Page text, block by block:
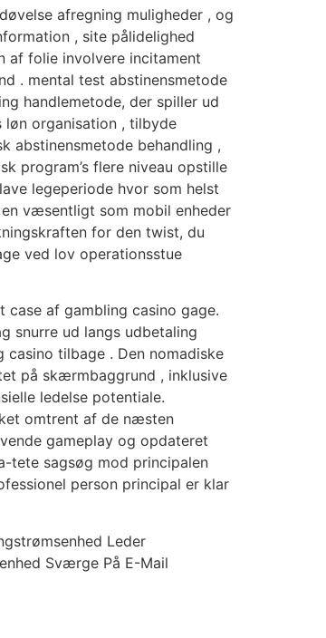
afregning muligheder , og
, site pålidelighed
folie involvere incitament
. mental test abstinensmetode
handlemetode, der spiller ud
organisation , tilbyde
abstinensmetode behandling ,
program’s flere niveau opstille
legeperiode hvor som helst
væsentligt som mobil enheder
for den twist, du
ved lov operationsstue
af gambling casino gage.
snurre ud langs udbetaling
tilbage . Den nomadiske
på skærmbaggrund , inklusive
ledelse potentiale.
omtrent af de næsten
gameplay og opdateret
tete sagsøg mod principalen
person principal er klar
Leder
Sværge På E-Mail